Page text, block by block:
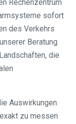
Rechenzentrum
sofort
des Verkehrs
Beratung
die
Auswirkungen
zu messen